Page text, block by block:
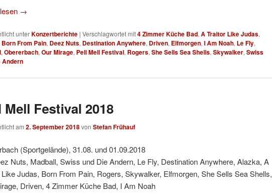
→
unterKonzertberichte | Verschlagwortet mit4 Zimmer Küche Bad, A Traitor Like Judas,
Born From Pain, Deez Nuts, Destination Anywhere, Driven, Elfmorgen, I Am Noah, Le Fly,
, Obererbach, Our Mirage, Pell Mell Festival, Rogers, She Sells Sea Shells, Skywalker, Swiss
Andern
Mell Festival 2018
am 2. September 2018von Stefan Frühauf
(Sportgelände), 31.08. und 01.09.2018
Nuts, Madball, Swiss und Die Andern, Le Fly, Destination Anywhere, Alazka, A
Judas, Born From Pain, Rogers, Skywalker, Elfmorgen, She Sells Sea Shells,
Driven, 4 Zimmer Küche Bad, I Am Noah